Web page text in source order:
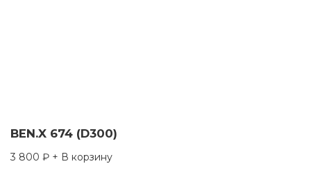
BEN.X 674 (D300)
3 800 ₽ + В корзину